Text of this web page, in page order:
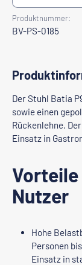
Produktnummer:
BV-PS-0185
Der Stuhl Batia
sowie einen
Rückenlehne.
Einsatz in
Nutzer
Hohe
Personen
Einsatz in